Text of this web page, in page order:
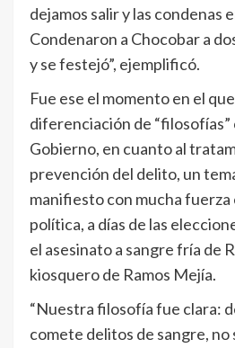
dejamos salir y las condenas
Condenaron a Chocobar a
y se festejó”, ejemplificó.
Fue ese el momento en el
diferenciación de
Gobierno, en cuanto al
prevención del delito, un
manifiesto con mucha fuerza
política, a días de las
el asesinato a sangre fría de
kiosquero de Ramos Mejía.
“Nuestra filosofía fue clara:
comete delitos de sangre, no